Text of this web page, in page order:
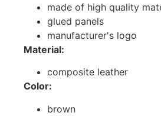
made of high quality
glued panels
manufacturer's logo
Material:
composite leather
Color:
brown